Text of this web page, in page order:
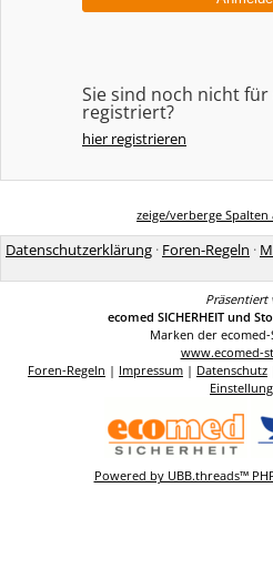
Sie sind noch nicht für
registriert?
hier registrieren
zeige/verberge Spalten
Datenschutzerklärung · Foren-Regeln ·
Präsentiert
ecomed SICHERHEIT und
Marken der
www.ecomed-
Foren-Regeln | Impressum | Datenschutz
Powered by UBB.threads™